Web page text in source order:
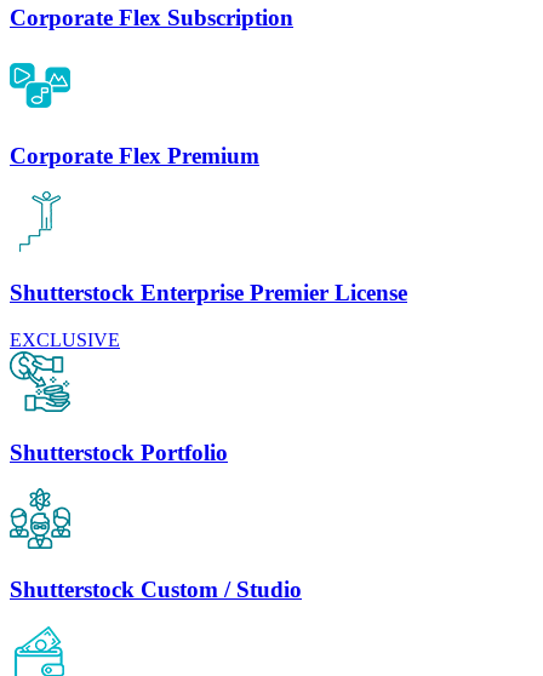
Corporate Flex Subscription
Corporate Flex Premium
Shutterstock Enterprise Premier License
EXCLUSIVE
Shutterstock Portfolio
Shutterstock Custom / Studio